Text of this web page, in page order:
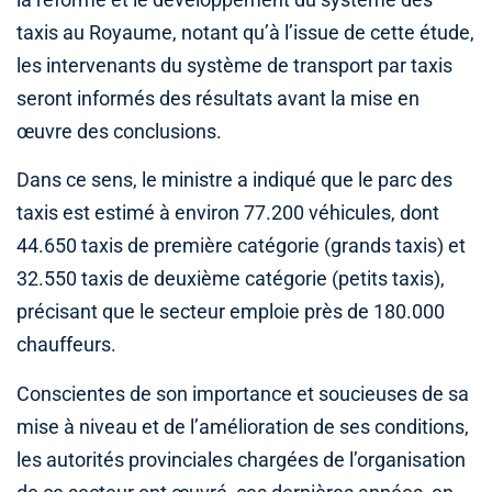
taxis au Royaume, notant qu’à l’issue de cette étude,
les intervenants du système de transport par taxis
seront informés des résultats avant la mise en
œuvre des conclusions.
Dans ce sens, le ministre a indiqué que le parc des
taxis est estimé à environ 77.200 véhicules, dont
44.650 taxis de première catégorie (grands taxis) et
32.550 taxis de deuxième catégorie (petits taxis),
précisant que le secteur emploie près de 180.000
chauffeurs.
Conscientes de son importance et soucieuses de sa
mise à niveau et de l’amélioration de ses conditions,
les autorités provinciales chargées de l’organisation